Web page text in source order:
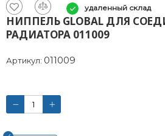
удаленный склад
НИППЕЛЬ GLOBAL ДЛЯ
РАДИАТОРА 011009
Артикул: 011009